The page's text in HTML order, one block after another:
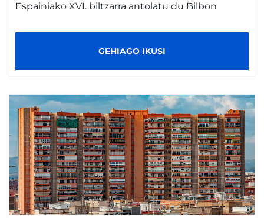
Espainiako XVI. biltzarra antolatu du Bilbon
GEHIAGO IKUSI